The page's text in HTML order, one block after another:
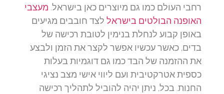
רחבי העולם כמו גם מיוצרים כאן בישראל.מעצבי
האופנה הבולטים בישראללצד חובבים מגיעים
באופן קבוע לנחלת בנימין לטובת רכישה של
בדים, כאשר עכשיו אפשר לקצר את הזמן ולבצע
את ההזמנה של הבד כמו גם דוגמיות בעלות
כספית אטרקטיבית ועם ליווי אישי מצב נציגי
החנות. בכל, ניתן יהיה להוביל לתהליך רכישה